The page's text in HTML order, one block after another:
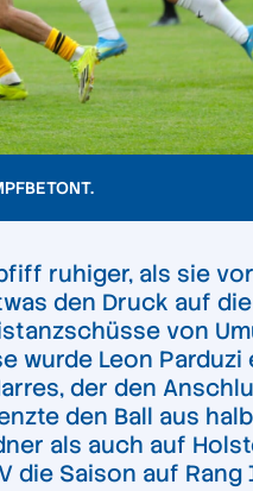
ruhiger, als sie
den Druck auf
von
wurde Leon
der den
den Ball aus
als auch auf
die Saison auf Rang